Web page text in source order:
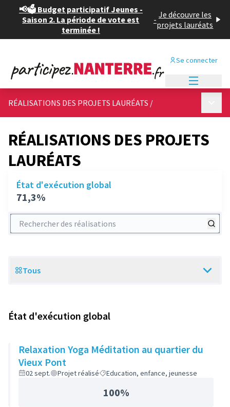
📢🗳️ Budget participatif Jeunes -
Saison 2. La période de vote est
terminée !
- Je découvre les
projets lauréats
Se connecter
RÉALISATIONS DES PROJETS LAURÉATS /
RÉALISATIONS DES PROJETS
LAURÉATS
État d'exécution global
71,3%
Rechercher des réalisations
Scope
Tous
État d'exécution global
Relaxation Yoga Méditation au quartier du
Vieux Pont
02 sept. Projet réalisé Education, enfance, jeunesse
100%